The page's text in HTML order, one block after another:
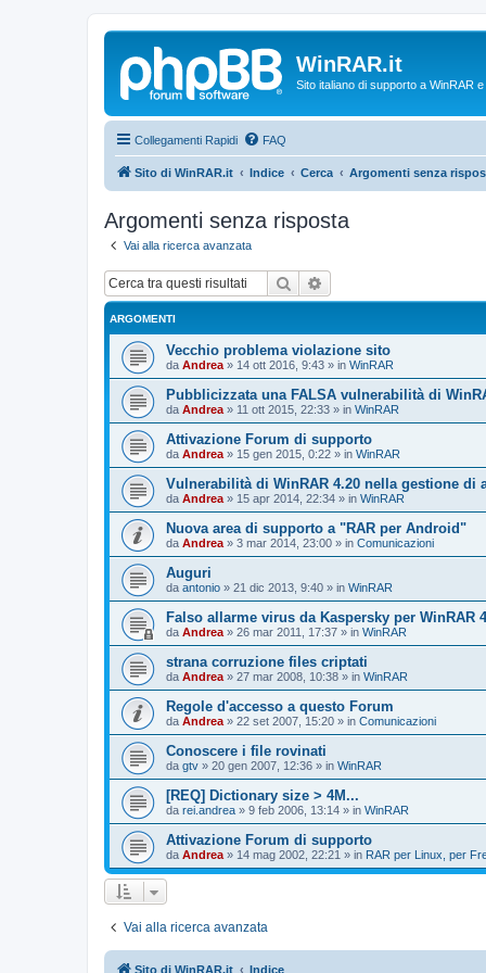
WinRAR.it
Sito italiano di supporto a WinRAR
Collegamenti Rapidi FAQ
Sito di WinRAR.it Indice Cerca Argomenti senza
Argomenti senza risposta
Vai alla ricerca avanzata
Cerca
ARGOMENTI
Vecchio problema violazione sito
da Andrea » 14 ott 2016, 9:43 » in WinRAR
Pubblicizzata una FALSA vulnerabilità di
da Andrea » 11 ott 2015, 22:33 » in WinRAR
Attivazione Forum di supporto
da Andrea » 15 gen 2015, 0:22 » in WinRAR
Vulnerabilità di WinRAR 4.20 nella gestione di
da Andrea » 15 apr 2014, 22:34 » in WinRAR
Nuova area di supporto a "RAR per Android"
da Andrea » 3 mar 2014, 23:00 » in Comunicazioni
Auguri
da antonio » 21 dic 2013, 9:40 » in WinRAR
Falso allarme virus da Kaspersky per WinRAR
da Andrea » 26 mar 2011, 17:37 » in WinRAR
strana corruzione files criptati
da Andrea » 27 mar 2008, 10:38 » in WinRAR
Regole d'accesso a questo Forum
da Andrea » 22 set 2007, 15:20 » in Comunicazioni
Conoscere i file rovinati
da gtv » 20 gen 2007, 12:36 » in WinRAR
[REQ] Dictionary size > 4M...
da rei.andrea » 9 feb 2006, 13:14 » in WinRAR
Attivazione Forum di supporto
da Andrea » 14 mag 2002, 22:21 » in RAR per Linux, per
Vai alla ricerca avanzata
Sito di WinRAR.it Indice